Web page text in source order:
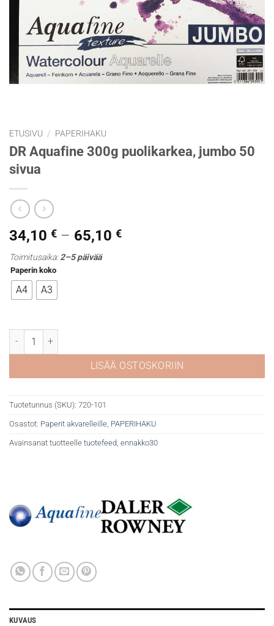
ETUSIVU / PAPERIHAKU
DR Aquafine 300g puolikarkea, jumbo 50
sivua
34,10 € – 65,10 €Hintaluokka:
Toimitusaika:2–5 päivää
Paperin koko
A4 A3
DR Aquafine 300g puolikarkea, jumbo 50 sivua määrä
LISÄÄ OSTOSKORIIN
Tuotetunnus (SKU): 720-101
Osastot: Paperit akvarelleille, PAPERIHAKU
Avainsanat tuotteelle tuotefeed, ennakko30
KUVAUS